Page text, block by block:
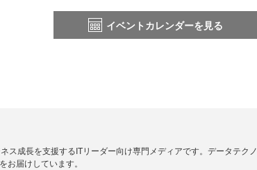
イベントカレンダーを見る
ス成長を支援するITリーダー向け専門メディアです。データテクノ
届けしています。